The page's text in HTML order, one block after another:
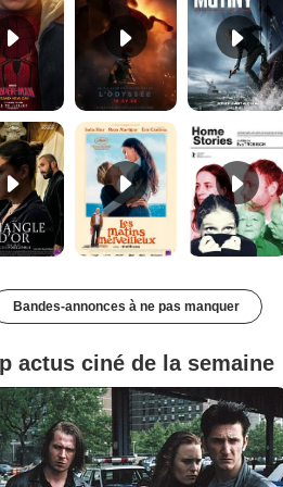
Les Matins merveilleux Bande-annonce VF Home stories Bande-annonce VO STFR
Bandes-annonces à ne pas manquer
actus ciné de la semaine